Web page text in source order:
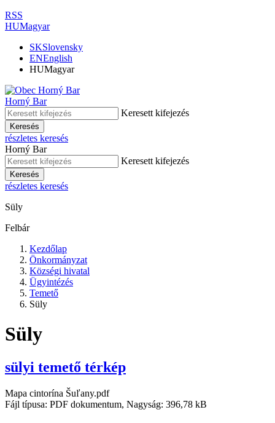
RSS
HUMagyar
SKSlovensky
ENEnglish
HUMagyar
Horný Bar
Keresett kifejezés
Keresés
részletes keresés
Horný Bar
Keresett kifejezés
Keresés
részletes keresés
Süly
Felbár
Kezdőlap
Önkormányzat
Községi hivatal
Ügyintézés
Temető
Süly
Süly
sülyi temető térkép
Mapa cintorína Šuľany.pdf
Fájl típusa: PDF dokumentum, Nagyság: 396,78 kB